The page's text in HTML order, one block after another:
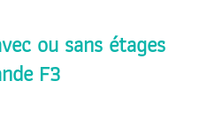
ou sans étages
F3